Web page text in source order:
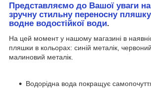
Представляємо до Вашої уваги
зручну стильну переносну
водне водостійкої води.
На цей момент у нашому магазині в
пляшки в кольорах: синій металік, червоний
малиновий металік.
Водорідна вода покращує